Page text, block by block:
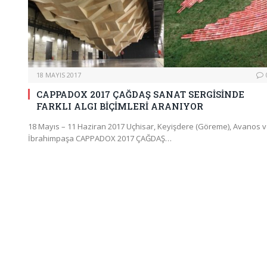
18 MAYIS 2017
CAPPADOX 2017 ÇAĞDAŞ SANAT SERGİSİNDE
FARKLI ALGI BİÇİMLERİ ARANIYOR
18 Mayıs – 11 Haziran 2017 Uçhisar, Keyişdere (Göreme), Avanos
İbrahimpaşa CAPPADOX 2017 ÇAĞDAŞ…